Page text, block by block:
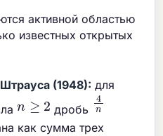
активной областью
известных открытых
(1948): для
n ≥2 дробь
4n
как сумма трех